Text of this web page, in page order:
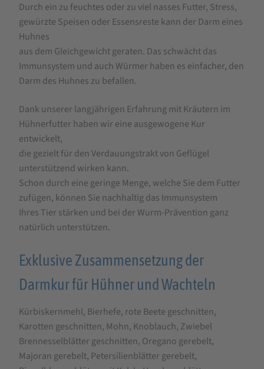
Durch ein zu feuchtes oder zu viel nasses Futter, Stress,
gewürzte Speisen oder Essensreste kann der Darm eines
Huhnes
aus dem Gleichgewicht geraten. Das schwächt das
Immunsystem und auch Würmer haben es einfacher, den
Darm des Huhnes zu befallen.
Dank unserer langjährigen Erfahrung mit Kräutern im
Hühnerfutter haben wir eine ausgewogene Kur
entwickelt,
die gezielt für den Verdauungstrakt von Geflügel
unterstützend wirken kann.
Schon durch eine geringe Menge, welche Sie dem Futter
zufügen, können Sie nachhaltig das Immunsystem
Ihres Tier stärken und bei der Wurm-Prävention ganz
natürlich unterstützen.
Exklusive Zusammensetzung der
Darmkur für Hühner und Wachteln
Kürbiskernmehl, Bierhefe, rote Beete geschnitten,
Karotten geschnitten, Mohn, Knoblauch, Zwiebel
Brennesselblätter geschnitten, Oregano gerebelt,
Majoran gerebelt, Petersilienblätter gerebelt,